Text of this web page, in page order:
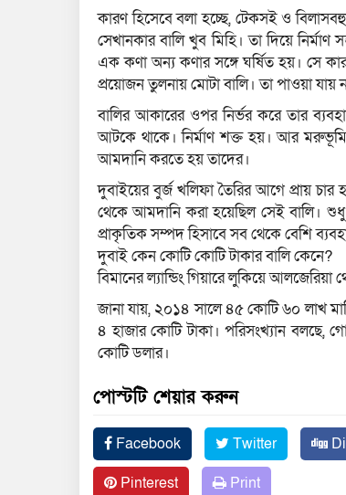
কারণ হিসেবে বলা হচ্ছে, টেকসই ও
সেখানকার বালি খুব মিহি। তা দিয়ে
এক কণা অন্য কণার সঙ্গে ঘর্ষিত হয়। সে
প্রয়োজন তুলনায় মোটা বালি। তা পাওয়া যায়
বালির আকারের ওপর নির্ভর করে তার
আটকে থাকে। নির্মাণ শক্ত হয়। আর
আমদানি করতে হয় তাদের।
দুবাইয়ের বুর্জ খলিফা তৈরির আগে প্রায়
থেকে আমদানি করা হয়েছিল সেই বালি।
প্রাকৃতিক সম্পদ হিসাবে সব থেকে বেশি
দুবাই কেন কোটি কোটি টাকার বালি কেনে?
বিমানের ল্যান্ডিং গিয়ারে লুকিয়ে আলজেরিয়া
জানা যায়, ২০১৪ সালে ৪৫ কোটি ৬০ লাখ
৪ হাজার কোটি টাকা। পরিসংখ্যান বলছে,
কোটি ডলার।
পোস্টটি শেয়ার করুন
Facebook Twitter
Pinterest
Print